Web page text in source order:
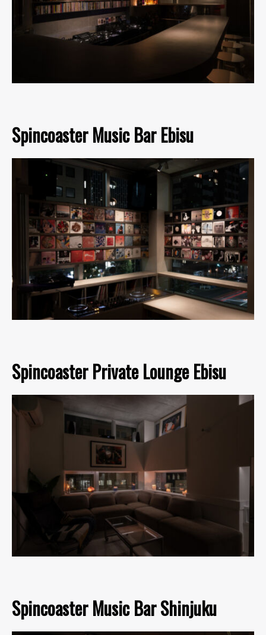
Spincoaster Music Bar Ebisu
Spincoaster Private Lounge Ebisu
Spincoaster Music Bar Shinjuku